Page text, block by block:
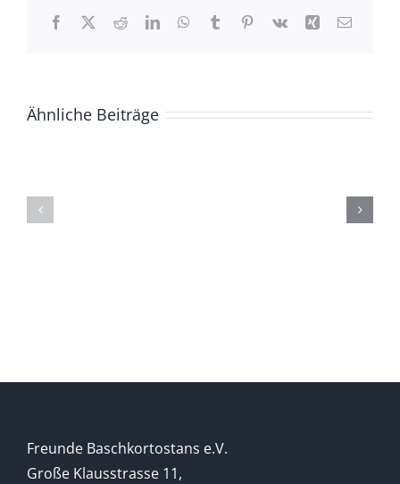
Facebook
X RedditLinkedInWhatsApp
TumblrPinterest
Vk Xing E-
Ähnliche Beiträge
Freunde Baschkortostans e.V.
Große Klausstrasse 11,